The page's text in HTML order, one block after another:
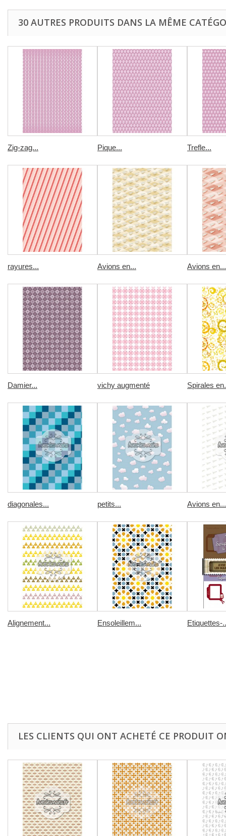
30 AUTRES PRODUITS DANS LA MÊME
Zig-zag... Pique... Trefle...
rayures... Avions en... Avions en...
Damier... vichy augmenté Spirales
diagonales... petits... Avions en...
Alignement... Ensoleillem... Etiquettes-
LES CLIENTS QUI ONT ACHETÉ CE PRODUIT